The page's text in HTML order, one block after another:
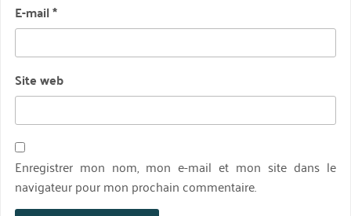
E-mail*
Site web
Enregistrer mon nom, mon e-mail et mon site dans le
navigateur pour mon prochain commentaire.